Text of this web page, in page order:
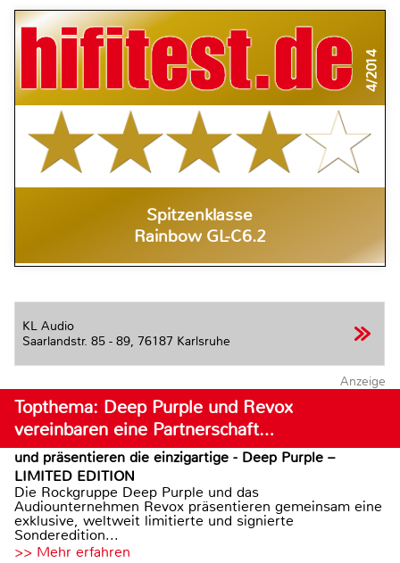
4/2014
Spitzenklasse
Rainbow GL-C6.2
KL Audio
Saarlandstr. 85 - 89, 76187 Karlsruhe
Anzeige
Topthema: Deep Purple und Revox
vereinbaren eine Partnerschaft…
und präsentieren die einzigartige - Deep Purple –
LIMITED EDITION
Die Rockgruppe Deep Purple und das
Audiounternehmen Revox präsentieren gemeinsam eine
exklusive, weltweit limitierte und signierte
Sonderedition...
>> Mehr erfahren